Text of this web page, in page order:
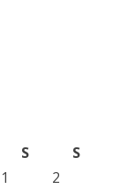
S
S
1
2